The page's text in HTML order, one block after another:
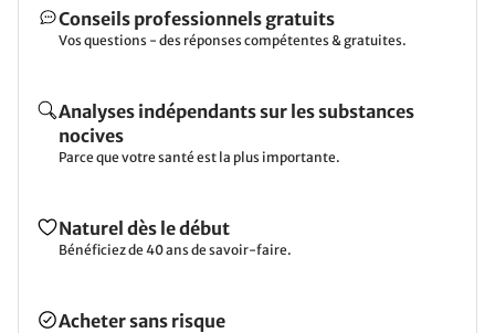
Conseils professionnels gratuits
Vos questions - des réponses compétentes & gratuites.
Analyses indépendants sur les substances
nocives
Parce que votre santé est la plus importante.
Naturel dès le début
Bénéficiez de 40 ans de savoir-faire.
Acheter sans risque